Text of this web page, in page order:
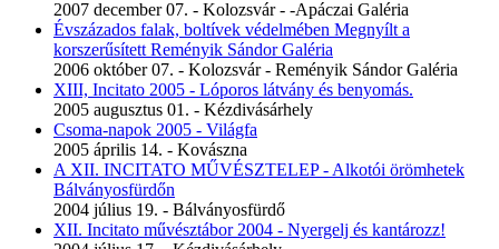
2007 december 07. - Kolozsvár - -Apáczai Galéria
Évszázados falak, boltívek védelmében Megnyílt a
korszerűsített Reményik Sándor Galéria
2006 október 07. - Kolozsvár - Reményik Sándor Galéria
XIII, Incitato 2005 - Lóporos látvány és benyomás.
2005 augusztus 01. - Kézdivásárhely
Csoma-napok 2005 - Világfa
2005 április 14. - Kovászna
A XII. INCITATO MŰVÉSZTELEP - Alkotói örömhetek
Bálványosfürdőn
2004 július 19. - Bálványosfürdő
XII. Incitato művésztábor 2004 - Nyergelj és kantározz!